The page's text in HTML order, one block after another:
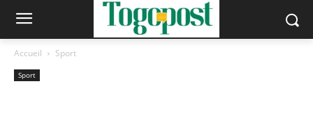
Accueil Sport
Sport